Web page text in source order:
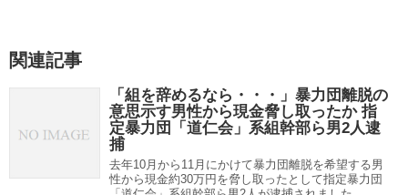
関連記事
「組を辞めるなら・・・」暴力団離脱の
意思示す男性から現金脅し取ったか 指
定暴力団「道仁会」系組幹部ら男2人逮
捕
去年10月から11月にかけて暴力団離脱を希望する男
性から現金約30万円を脅し取ったとして指定暴力団